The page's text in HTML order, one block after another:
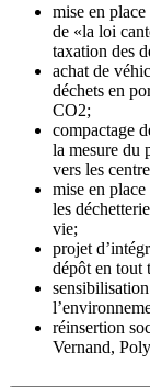
mise en
de «la loi
taxation des
achat de
déchets en
CO2;
compactage
la mesure du
vers les
mise en
les
vie;
projet
dépôt en tout
réinsertion
Vernand,